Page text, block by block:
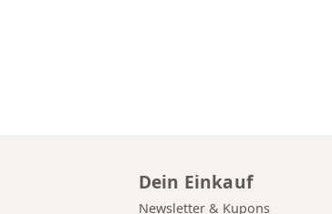
Dein Einkauf
Newsletter & Kupons